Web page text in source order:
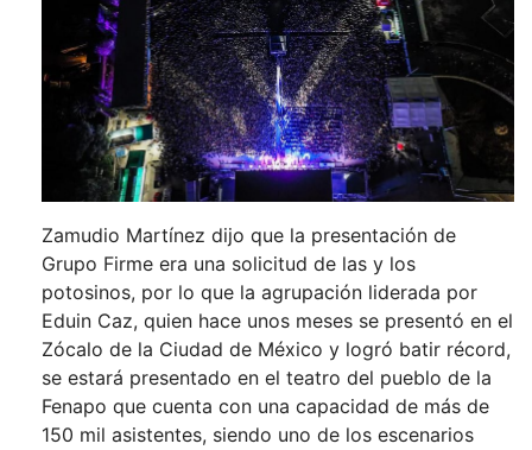
Zamudio Martínez dijo que la presentación de
Grupo Firme era una solicitud de las y los
potosinos, por lo que la agrupación liderada por
Eduin Caz, quien hace unos meses se presentó en el
Zócalo de la Ciudad de México y logró batir récord,
se estará presentado en el teatro del pueblo de la
Fenapo que cuenta con una capacidad de más de
150 mil asistentes, siendo uno de los escenarios